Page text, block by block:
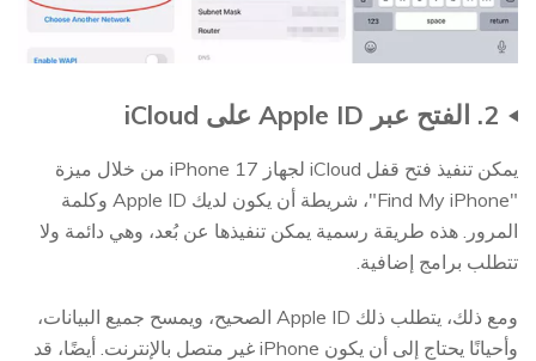
2. الفتح عبر Apple ID على iCloud
يمكن تنفيذ فتح قفل iCloud لجهاز iPhone 17 من خلال ميزة
"Find My iPhone"، شريطة أن يكون لديك Apple ID وكلمة
المرور. هذه طريقة رسمية يمكن تنفيذها عن بُعد، وهي دائمة ولا
تتطلب برامج إضافية.
ومع ذلك، يتطلب ذلك Apple ID الصحيح، ويمسح جميع البيانات،
وأحيانًا يحتاج إلى أن يكون iPhone غير متصل بالإنترنت. أيضًا، قد